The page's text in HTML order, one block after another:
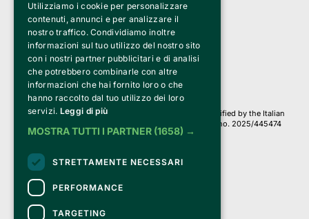
Clappit is a trademark of:
Bemils Srl
a Socio Unico
Via Fosse Ardeatine, 4 -20092 Cinisello Balsamo (MI)
PI 05589050961
Iscr. C.C.I.A.A. Milano R.E.A. 1833471
© 2010-2025 Bemils Srl - All rights reserved
Credits:
Clappit is based on the Belive 6.2 ticketing platform, certified by the Italian
Revenue Agency (Agenzia delle Entrate) under protocol no. 2025/445474
dated November 6, 2025.
On Clappit your purchases and your data
they are secure and protected by an SSL certificate
with 128-bit encryption.
Utilizziamo i cookie per personalizzare
contenuti, annunci e per analizzare il
nostro traffico. Condividiamo inoltre
informazioni sul tuo utilizzo del nostro sito
con i nostri partner pubblicitari e di analisi
che potrebbero combinarle con altre
informazioni che hai fornito loro o che
hanno raccolto dal tuo utilizzo dei loro
servizi. Leggi di più
MOSTRA TUTTI I PARTNER (1658) →
STRETTAMENTE NECESSARI
PERFORMANCE
TARGETING